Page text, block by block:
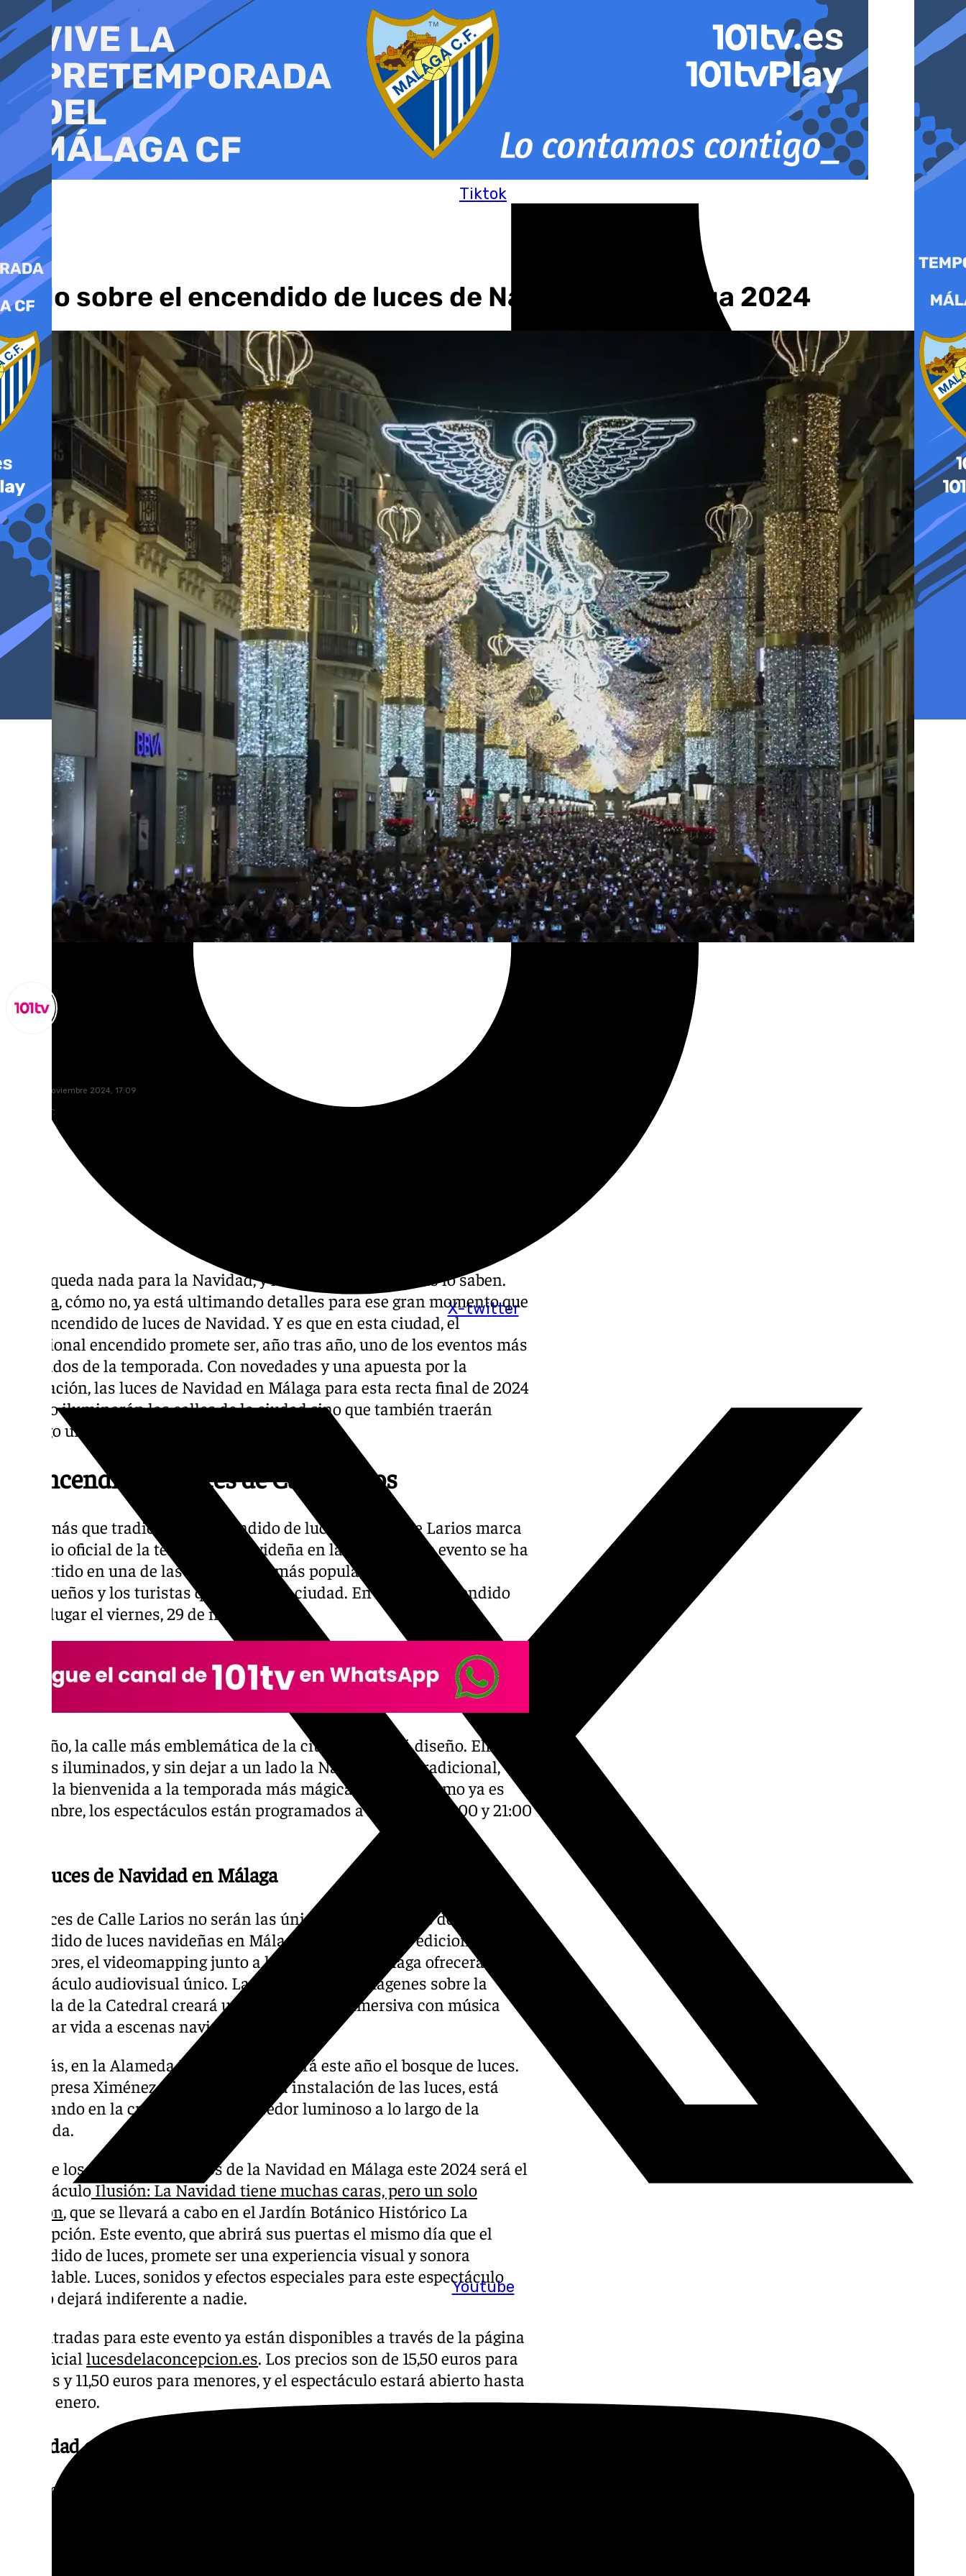
al
contenido
Tiktok
X-twitter
Youtube
Todo sobre el encendido de luces de Navidad en Málaga 2024
viernes, 8 noviembre 2024, 17:09
Compartir:
Ya no queda nada para la Navidad, y las ciudades españolas lo saben.
Málaga, cómo no, ya está ultimando detalles para ese gran momento que
es el encendido de luces de Navidad. Y es que en esta ciudad, el
tradicional encendido promete ser, año tras año, uno de los eventos más
esperados de la temporada. Con novedades y una apuesta por la
innovación, las luces de Navidad en Málaga para esta recta final de 2024
no solo iluminarán las calles de la ciudad sino que también traerán
consigo una nueva experiencia cultural.
El encendido de luces de Calle Larios
Ya es más que tradición. El encendido de luces en la Calle Larios marca
el inicio oficial de la temporada navideña en la ciudad. Este evento se ha
convertido en una de las atracciones más populares entre los
malagueños y los turistas que visitan la ciudad. En 2024, el encendido
tenga lugar el viernes, 29 de noviembre.
Este año, la calle más emblemática de la ciudad repetirá diseño. Elfos y
árboles iluminados, y sin dejar a un lado la Navidad más tradicional,
darán la bienvenida a la temporada más mágica. Además, como ya es
costumbre, los espectáculos están programados a las 18:30, 20:00 y 21:00
Más luces de Navidad en Málaga
Las luces de Calle Larios no serán las únicas protagonistas del
encendido de luces navideñas en Málaga 2024. Como en ediciones
anteriores, el videomapping junto a la Catedral de Málaga ofrecerá un
espectáculo audiovisual único. La proyección de imágenes sobre la
fachada de la Catedral creará una experiencia inmersiva con música
para dar vida a escenas navideñas.
Además, en la Alameda Principal regresará este año el bosque de luces.
La empresa Ximénez, responsable de la instalación de las luces, está
trabajando en la creación de un corredor luminoso a lo largo de la
Alameda.
Otro de los grandes atractivos de la Navidad en Málaga este 2024 será el
espectáculoIlusión: La Navidad tiene muchas caras, pero un solo
corazón, que se llevará a cabo en el Jardín Botánico Histórico La
Concepción. Este evento, que abrirá sus puertas el mismo día que el
encendido de luces, promete ser una experiencia visual y sonora
inolvidable. Luces, sonidos y efectos especiales para este espectáculo
que no dejará indiferente a nadie.
Las entradas para este evento ya están disponibles a través de la página
web oficial lucesdelaconcepcion.es. Los precios son de 15,50 euros para
adultos y 11,50 euros para menores, y el espectáculo estará abierto hasta
el 6 de enero.
Novedad en las luces de Málaga
Una de las principales novedades de las luces de Navidad en Málaga